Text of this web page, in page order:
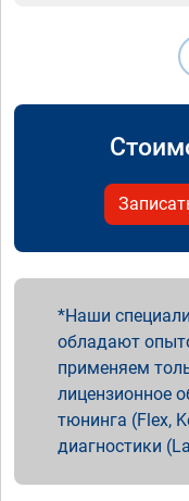
Наши
обладают
применяем
лицензионное
тюнинга (Flex,
диагностики